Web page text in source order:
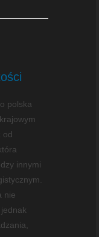
polska
od
innymi
nie